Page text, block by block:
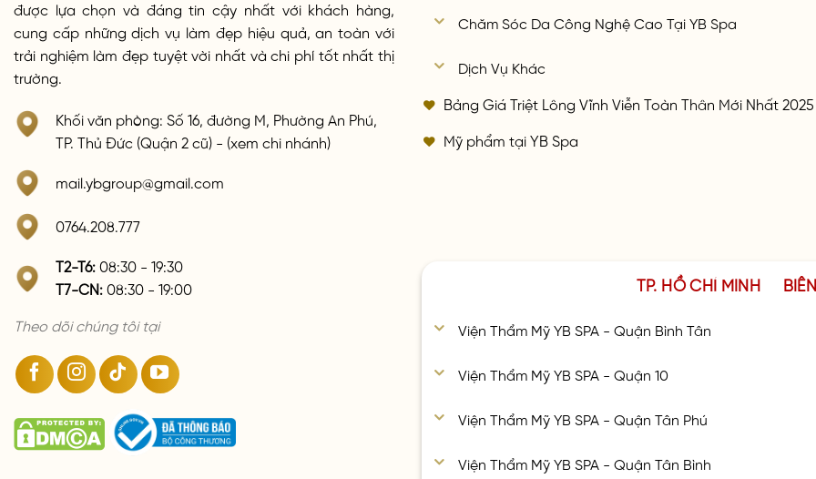
được lựa chọn và đáng tin cậy nhất với khách hàng,
cung cấp những dịch vụ làm đẹp hiệu quả, an toàn với
trải nghiệm làm đẹp tuyệt vời nhất và chi phí tốt nhất thị
trường.
Khối văn phòng: Số 16, đường M, Phường An Phú,
TP. Thủ Đức (Quận 2 cũ) - (xem chi nhánh)
mail.ybgroup@gmail.com
0764.208.777
T2-T6: 08:30 - 19:30
T7-CN: 08:30 - 19:00
Theo dõi chúng tôi tại
Chăm Sóc Da Công Nghệ Cao Tại YB Spa
Dịch Vụ Khác
Bảng Giá Triệt Lông Vĩnh Viễn Toàn Thân Mới Nhất 2025
Mỹ phẩm tại YB Spa
TP. HỒ CHÍ MINH
Viện Thẩm Mỹ YB SPA - Quận Bình Tân
Viện Thẩm Mỹ YB SPA - Quận 10
Viện Thẩm Mỹ YB SPA - Quận Tân Phú
Viện Thẩm Mỹ YB SPA - Quận Tân Bình